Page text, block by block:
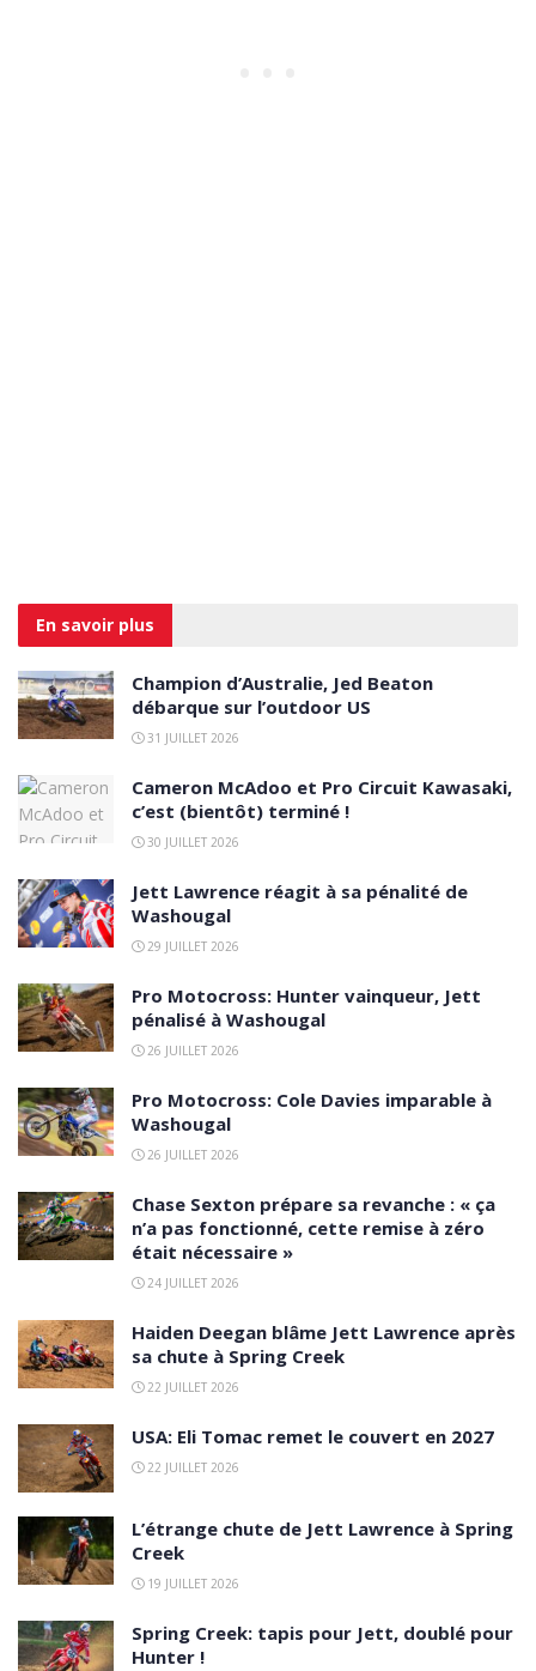
En savoir plus
Champion d’Australie, Jed Beaton
débarque sur l’outdoor US
31 JUILLET 2026
Cameron McAdoo et Pro Circuit Kawasaki,
c’est (bientôt) terminé !
30 JUILLET 2026
Jett Lawrence réagit à sa pénalité de
Washougal
29 JUILLET 2026
Pro Motocross: Hunter vainqueur, Jett
pénalisé à Washougal
26 JUILLET 2026
Pro Motocross: Cole Davies imparable à
Washougal
26 JUILLET 2026
Chase Sexton prépare sa revanche : « ça
n’a pas fonctionné, cette remise à zéro
était nécessaire »
24 JUILLET 2026
Haiden Deegan blâme Jett Lawrence après
sa chute à Spring Creek
22 JUILLET 2026
USA: Eli Tomac remet le couvert en 2027
22 JUILLET 2026
L’étrange chute de Jett Lawrence à Spring
Creek
19 JUILLET 2026
Spring Creek: tapis pour Jett, doublé pour
Hunter !